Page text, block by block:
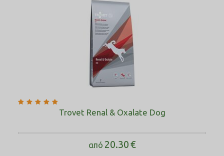
Trovet Renal & Oxalate Dog
από 20.30€